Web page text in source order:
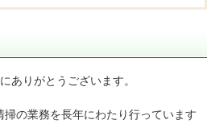
ありがとうございます。
の業務を長年にわたり行っています